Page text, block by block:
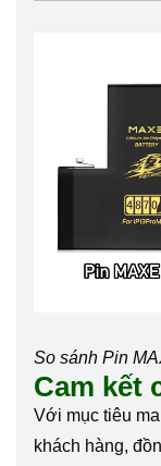
So sánh Pin
Cam kết
Với mục tiêu
khách hàng,